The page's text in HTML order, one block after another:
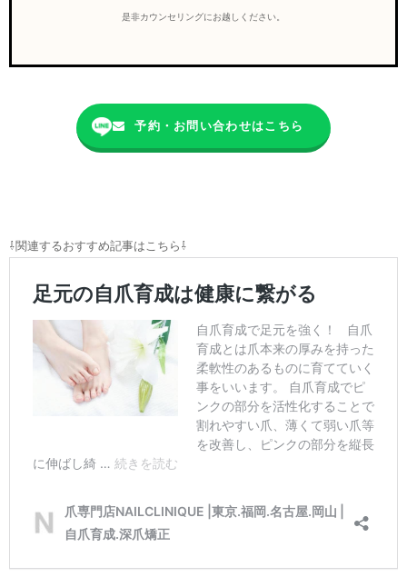
是非カウンセリングにお越しください。
予約・お問い合わせはこちら
⇩関連するおすすめ記事はこちら⇩